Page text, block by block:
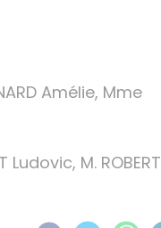
Amélie, Mme
Ludovic, M. ROBERT